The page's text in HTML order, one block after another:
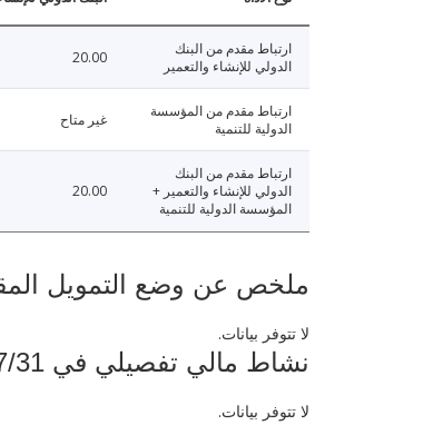
ارتباط مقدم من البنك
الدولي للإنشاء والتعمير
20.00
ارتباط مقدم من المؤسسة
الدولية للتنمية
غير متاح
ارتباط مقدم من البنك
الدولي للإنشاء والتعمير +
المؤسسة الدولية للتنمية
20.00
ملخص عن وضع التمويل المقدم
لا تتوفر بيانات.
نشاط مالي تفصيلي في 2026/07/31
لا تتوفر بيانات.